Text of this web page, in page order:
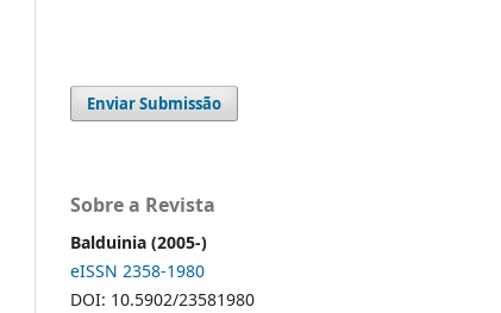
Enviar Submissão
Sobre a Revista
Balduinia (2005-)
eISSN 2358-1980
DOI: 10.5902/23581980